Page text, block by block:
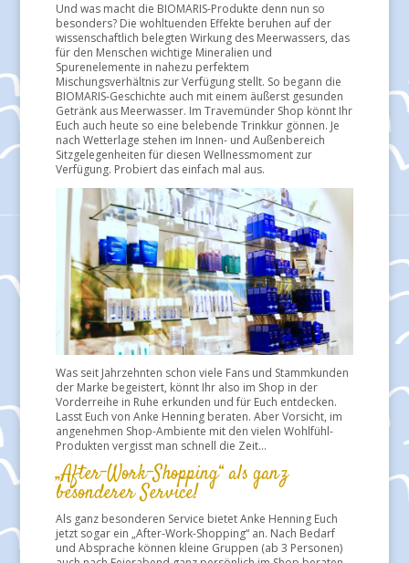
Und was macht die BIOMARIS-Produkte denn nun so
besonders? Die wohltuenden Effekte beruhen auf der
wissenschaftlich belegten Wirkung des Meerwassers, das
für den Menschen wichtige Mineralien und
Spurenelemente in nahezu perfektem
Mischungsverhältnis zur Verfügung stellt. So begann die
BIOMARIS-Geschichte auch mit einem äußerst gesunden
Getränk aus Meerwasser. Im Travemünder Shop könnt Ihr
Euch auch heute so eine belebende Trinkkur gönnen. Je
nach Wetterlage stehen im Innen- und Außenbereich
Sitzgelegenheiten für diesen Wellnessmoment zur
Verfügung. Probiert das einfach mal aus.
Was seit Jahrzehnten schon viele Fans und Stammkunden
der Marke begeistert, könnt Ihr also im Shop in der
Vorderreihe in Ruhe erkunden und für Euch entdecken.
Lasst Euch von Anke Henning beraten. Aber Vorsicht, im
angenehmen Shop-Ambiente mit den vielen Wohlfühl-
Produkten vergisst man schnell die Zeit…
„After-Work-Shopping“ als ganz
besonderer Service!
Als ganz besonderen Service bietet Anke Henning Euch
jetzt sogar ein „After-Work-Shopping“ an. Nach Bedarf
und Absprache können kleine Gruppen (ab 3 Personen)